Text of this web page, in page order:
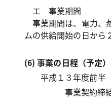
エ 事業期間
事業期間は、電力、
ムの供給開始の日から
(6) 事業の日程（予定）
平成１３年度前半
事業契約締